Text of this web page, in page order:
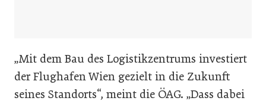
„Mit dem Bau des Logistikzentrums investiert
der Flughafen Wien gezielt in die Zukunft
seines Standorts“, meint die ÖAG. „Dass dabei